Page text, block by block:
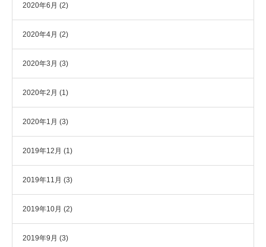
2020年6月 (2)
2020年4月 (2)
2020年3月 (3)
2020年2月 (1)
2020年1月 (3)
2019年12月 (1)
2019年11月 (3)
2019年10月 (2)
2019年9月 (3)